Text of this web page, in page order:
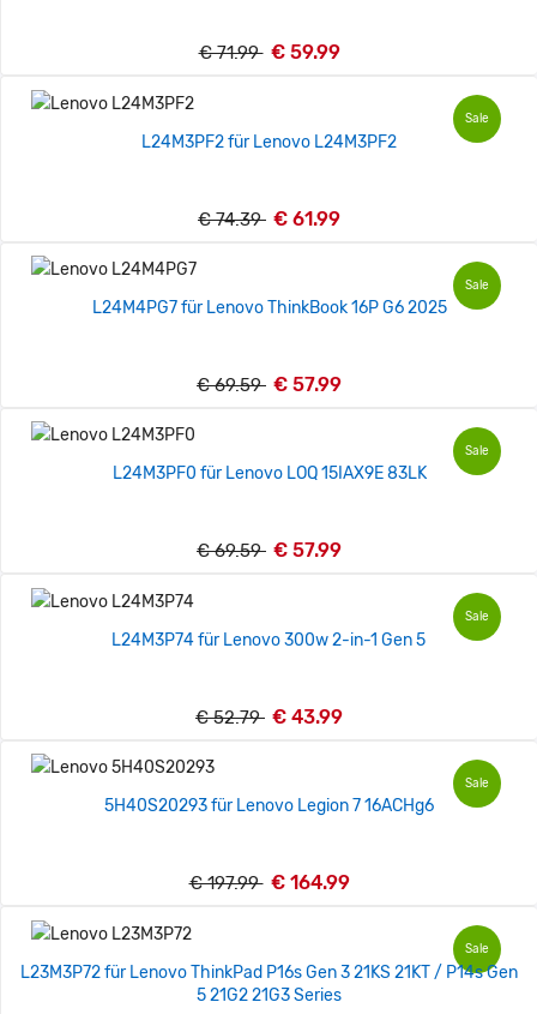
€ 71.99 € 59.99
Sale
L24M3PF2 für Lenovo L24M3PF2
€ 74.39 € 61.99
Sale
L24M4PG7 für Lenovo ThinkBook 16P G6 2025
€ 69.59 € 57.99
Sale
L24M3PF0 für Lenovo LOQ 15IAX9E 83LK
€ 69.59 € 57.99
Sale
L24M3P74 für Lenovo 300w 2-in-1 Gen 5
€ 52.79 € 43.99
Sale
5H40S20293 für Lenovo Legion 7 16ACHg6
€ 197.99 € 164.99
Sale
L23M3P72 für Lenovo ThinkPad P16s Gen 3 21KS 21KT / P14s Gen
5 21G2 21G3 Series